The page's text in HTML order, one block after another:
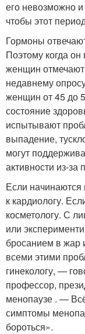
его невозможно
чтобы этот
Гормоны
Поэтому когда
женщин
недавнему
женщин от 45 до
состояние
испытывают
выпадение,
могут
активности из-за
Если
к кардиологу.
косметологу. С
или
бросанием в жар
всеми этими
гинекологу, —
профессор,
менопаузе . —
симптомы
бороться».